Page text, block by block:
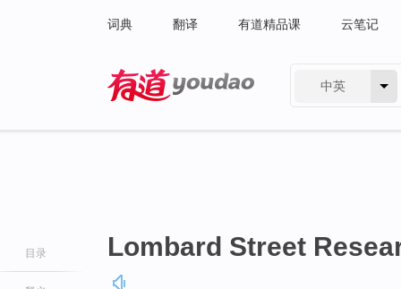
词典 翻译 有道精品课 云笔记
中英
目录 Lombard Street